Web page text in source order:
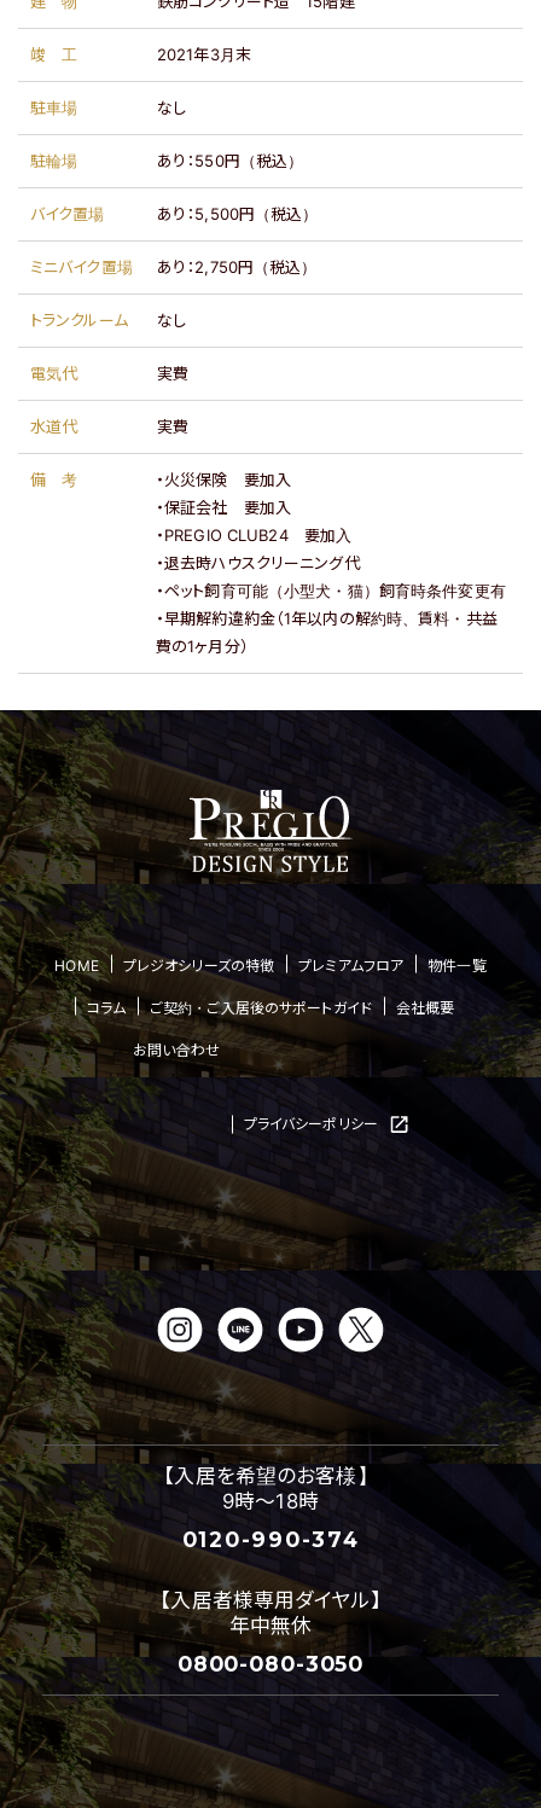
竣工 2021年3月末
駐車場 なし
駐輪場 あり：550円（税込）
バイク置場 あり：5,500円（税込）
ミニバイク置場 あり：2,750円（税込）
トランクルーム なし
電気代 実費
水道代 実費
備考
・火災保険 要加入
・保証会社 要加入
・PREGIO CLUB24 要加入
・退去時ハウスクリーニング代
・ペット飼育可能（小型犬・猫）飼育時条件変更有
・早期解約違約金（1年以内の解約時、賃料・共益
費の1ヶ月分）
HOME プレジオシリーズの特徴 プレミアムフロア 物件一覧
コラム ご契約・ご入居後のサポートガイド 会社概要
お問い合わせ
プライバシーポリシー
【入居を希望のお客様】
9時～18時
0120-990-374
【入居者様専用ダイヤル】
年中無休
0800-080-3050